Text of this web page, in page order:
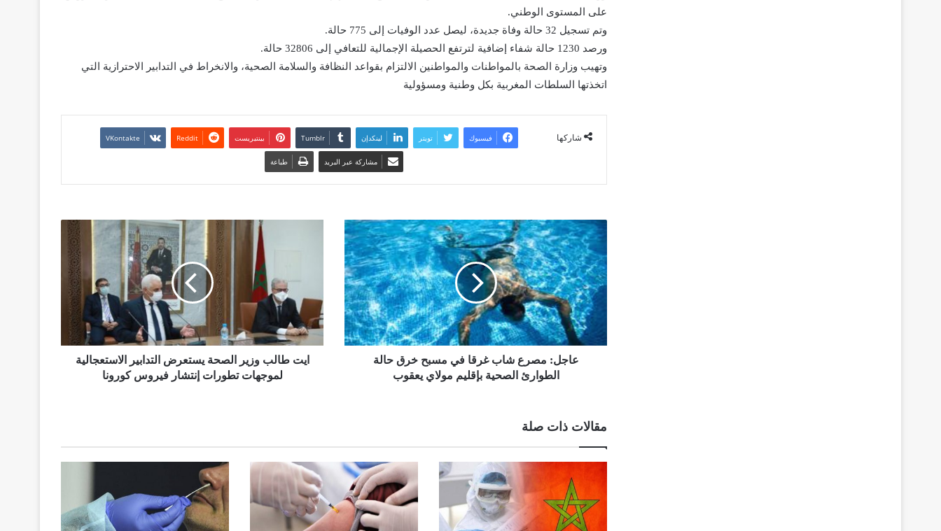
على المستوى الوطني.
وتم تسجيل 32 حالة وفاة جديدة، ليصل عدد الوفيات إلى 775 حالة.
ورصد 1230 حالة شفاء إضافية لترتفع الحصيلة الإجمالية للتعافي إلى 32806 حالة.
وتهيب وزارة الصحة بالمواطنات والمواطنين الالتزام بقواعد النظافة والسلامة الصحية، والانخراط في التدابير الاحترازية التي
اتخذتها السلطات المغربية بكل وطنية ومسؤولية
شاركها فيسبوك تويتر لينكدإن بينتيريست
مشاركة عبر البريد طباعة
عاجل: مصرع شاب غرقا في مسبح خرق حالة
الطوارئ الصحية بإقليم مولاي يعقوب
ايت طالب وزير الصحة يستعرض التدابير الاستعجالية
لموجهات تطورات إنتشار فيروس كورونا
مقالات ذات صلة